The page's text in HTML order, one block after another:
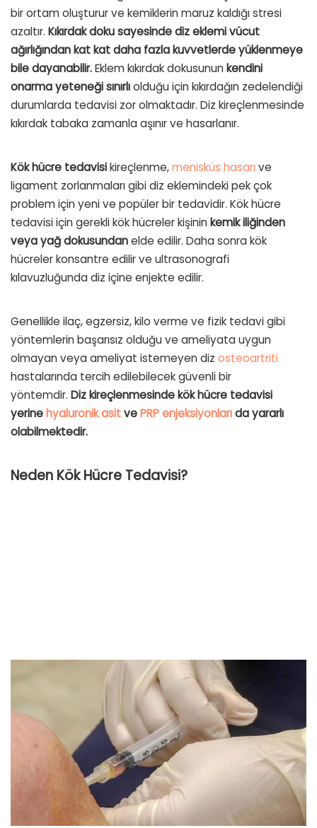
bir ortam oluşturur ve kemiklerin maruz kaldığı stresi
azaltır. Kıkırdak doku sayesinde diz eklemi vücut
ağırlığından kat kat daha fazla kuvvetlerde yüklenmeye
bile dayanabilir.Eklem kıkırdak dokusunun kendini
onarma yeteneği sınırlıolduğu için kıkırdağın zedelendiği
durumlarda tedavisi zor olmaktadır. Diz kireçlenmesinde
kıkırdak tabaka zamanla aşınır ve hasarlanır.
Kök hücre tedavisikireçlenme,menisküs hasarı ve
ligament zorlanmaları gibi diz eklemindeki pek çok
problem için yeni ve popüler bir tedavidir. Kök hücre
tedavisi için gerekli kök hücreler kişinin kemik iliğinden
veya yağ dokusundanelde edilir. Daha sonra kök
hücreler konsantre edilir ve ultrasonografi
kılavuzluğunda diz içine enjekte edilir.
Genellikle ilaç, egzersiz, kilo verme ve fizik tedavi gibi
yöntemlerin başarısız olduğu ve ameliyata uygun
olmayan veya ameliyat istemeyen diz osteoartriti
hastalarında tercih edilebilecek güvenli bir
yöntemdir. Diz kireçlenmesinde kök hücre tedavisi
yerinehyaluronik asitvePRP enjeksiyonlarıda yararlı
olabilmektedir.
Neden Kök Hücre Tedavisi?